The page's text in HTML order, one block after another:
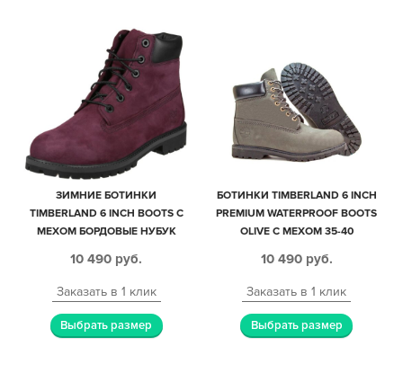
ЗИМНИЕ БОТИНКИ
TIMBERLAND 6 INCH BOOTS С
МЕХОМ БОРДОВЫЕ НУБУК
10 490 руб.
Заказать в 1 клик
Выбрать размер
БОТИНКИ TIMBERLAND 6 INCH
PREMIUM WATERPROOF BOOTS
OLIVE С МЕХОМ 35-40
10 490 руб.
Заказать в 1 клик
Выбрать размер